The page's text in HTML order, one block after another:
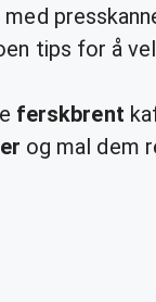
tips for å
ferskbrent
og mal dem